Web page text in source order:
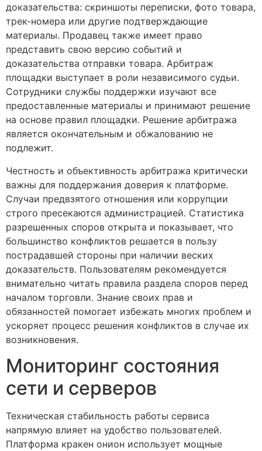
доказательства: скриншоты переписки, фото товара,
трек-номера или другие подтверждающие
материалы. Продавец также имеет право
представить свою версию событий и
доказательства отправки товара. Арбитраж
площадки выступает в роли независимого судьи.
Сотрудники службы поддержки изучают все
предоставленные материалы и принимают решение
на основе правил площадки. Решение арбитража
является окончательным и обжалованию не
подлежит.
Честность и объективность арбитража критически
важны для поддержания доверия к платформе.
Случаи предвзятого отношения или коррупции
строго пресекаются администрацией. Статистика
разрешенных споров открыта и показывает, что
большинство конфликтов решается в пользу
пострадавшей стороны при наличии веских
доказательств. Пользователям рекомендуется
внимательно читать правила раздела споров перед
началом торговли. Знание своих прав и
обязанностей помогает избежать многих проблем и
ускоряет процесс решения конфликтов в случае их
возникновения.
Мониторинг состояния
сети и серверов
Техническая стабильность работы сервиса
напрямую влияет на удобство пользователей.
Платформа кракен онион использует мощные